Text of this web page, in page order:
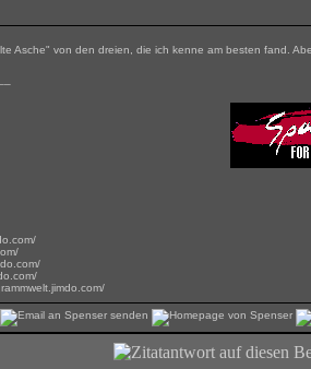
Asche" von den dreien, die ich kenne am besten fand.